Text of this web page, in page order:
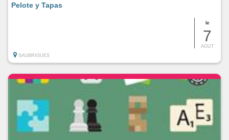
le
7
AOUT
Pelote y Tapas
SAUBRIGUES